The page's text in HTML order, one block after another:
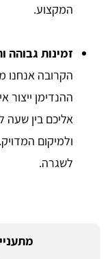
המקצוע.
זמינות גבוהה
הקרובה אנחנו
ההנדימן
אליכם בין
ולמיקום
לשגרה.